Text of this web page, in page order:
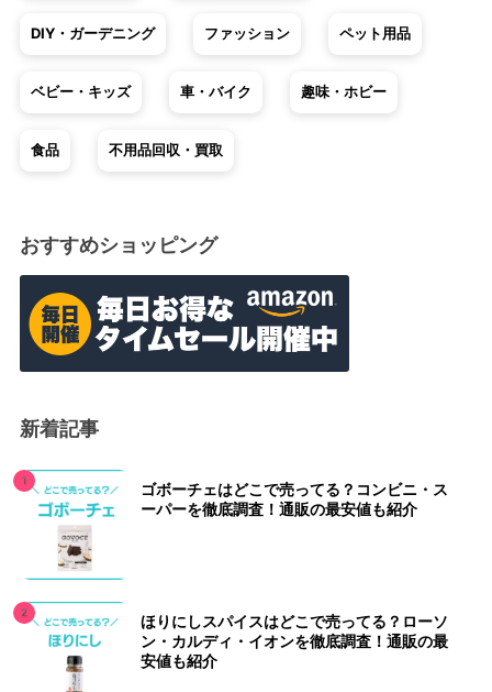
DIY・ガーデニング ファッション ペット用品
ベビー・キッズ 車・バイク 趣味・ホビー
食品 不用品回収・買取
おすすめショッピング
新着記事
ゴボーチェはどこで売ってる？コンビニ・ス
ーパーを徹底調査！通販の最安値も紹介
ほりにしスパイスはどこで売ってる？ローソ
ン・カルディ・イオンを徹底調査！通販の最
安値も紹介